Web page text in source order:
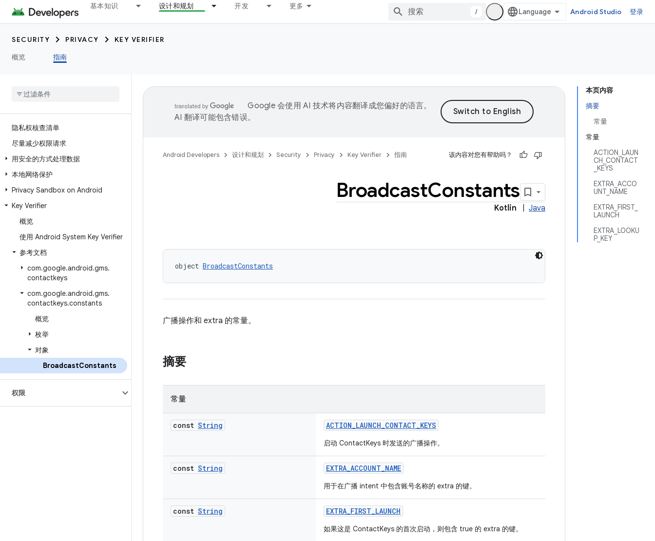
基本知识 设计和规划 开发 更多
/ Android Studio 登录
SECURITY PRIVACY
KEY VERIFIER
概览
指南
隐私权核查清单
尽量减少权限请求
用安全的方式处理数据
本地网络保护
Privacy Sandbox on Android
Key Verifier
概览
使用 Android System Key Verifier
参考文档
com.google.android.gms.
contactkeys
com.google.android.gms.
contactkeys.constants
概览
枚举
对象
BroadcastConstants
权限
本页内容
摘要
常量
常量
ACTION_LAUN
CH_CONTACT
_KEYS
EXTRA_ACCO
UNT_NAME
EXTRA_FIRST_
LAUNCH
EXTRA_LOOKU
P_KEY
Google 会使用 AI 技术将内容翻译成您偏好的语言。
AI 翻译可能包含错误。
Android Developers 设计和规划 Security Privacy Key Verifier 指南 该内容对您有帮助吗？
BroadcastConstants
Kotlin Java
object BroadcastConstants
广播操作和 extra 的常量。
摘要
常量
const String ACTION_LAUNCH_CONTACT_KEYS
启动 ContactKeys 时发送的广播操作。
const String EXTRA_ACCOUNT_NAME
用于在广播 intent 中包含账号名称的 extra 的键。
const String EXTRA_FIRST_LAUNCH
如果这是 ContactKeys 的首次启动，则包含 true 的 extra 的键。